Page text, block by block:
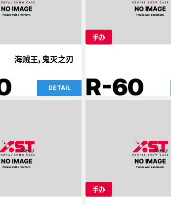
海贼王，鬼灭之刃
DETAIL
手办
R-60
手办